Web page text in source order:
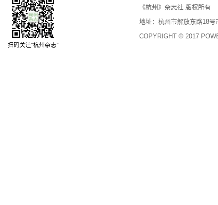
《杭州》杂志社 版权所有
地址：杭州市解放东路18
COPYRIGHT © 2017
扫码关注“杭州杂志”